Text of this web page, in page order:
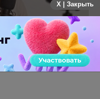
вошел в фазу
X | Закрыть